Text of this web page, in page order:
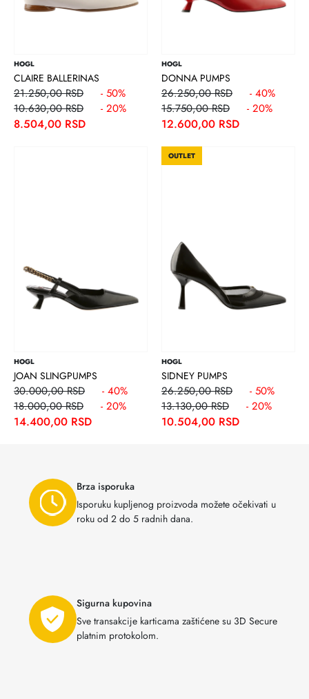
HOGL
CLAIRE BALLERINAS
21.250,00 RSD
- 50%
10.630,00 RSD
- 20%
8.504,00 RSD
HOGL
DONNA PUMPS
26.250,00 RSD
- 40%
15.750,00 RSD
- 20%
12.600,00 RSD
HOGL
JOAN SLINGPUMPS
30.000,00 RSD
- 40%
18.000,00 RSD
- 20%
14.400,00 RSD
OUTLET
HOGL
SIDNEY PUMPS
26.250,00 RSD
- 50%
13.130,00 RSD
- 20%
10.504,00 RSD
Brza isporuka
Isporuku kupljenog proizvoda možete očekivati u
roku od 2 do 5 radnih dana.
Sigurna kupovina
Sve transakcije karticama zaštićene su 3D Secure
platnim protokolom.